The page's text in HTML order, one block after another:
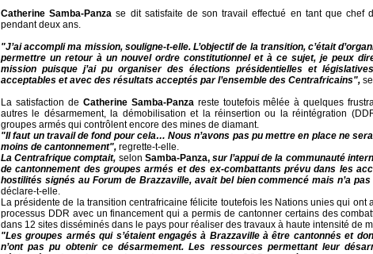
Catherine Samba-Panza se dit satisfaite de son travail effectué en tant que chef
pendant deux ans.
"J’ai accompli ma mission, souligne-t-elle. L’objectif de la transition, c’était
permettre un retour à un nouvel ordre constitutionnel et à ce sujet, je peux
mission puisque j’ai pu organiser des élections présidentielles et
acceptables et avec des résultats acceptés par l’ensemble des Centrafricains",
La satisfaction de Catherine Samba-Panzareste toutefois mêlée à quelques
autres le désarmement, la démobilisation et la réinsertion ou la réintégration
groupes armés qui contrôlent encore des mines de diamant.
"Il faut un travail de fond pour cela… Nous n’avons pas pu mettre en place ne
moins de cantonnement", regrette-t-elle.
La Centrafrique comptait, selon Samba-Panza, sur l’appui de la communauté
de cantonnement des groupes armés et des ex-combattants prévu dans les
hostilités signés au Forum de Brazzaville, avait bel bien commencé mais n’a
déclare-t-elle.
La présidente de la transition centrafricaine félicite toutefois les Nations unies qui ont
processus DDR avec un financement qui a permis de cantonner certains des
dans 12 sites disséminés dans le pays pour réaliser des travaux à haute intensité de
"Les groupes armés qui s’étaient engagés à Brazzaville à être cantonnés et
n’ont pas pu obtenir ce désarmement. Les ressources permettant leur